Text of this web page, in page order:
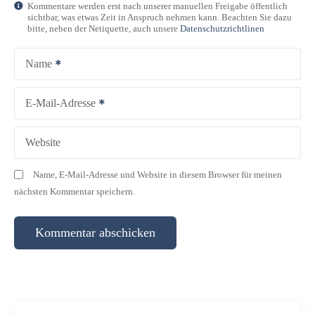
Kommentare werden erst nach unserer manuellen Freigabe öffentlich
sichtbar, was etwas Zeit in Anspruch nehmen kann. Beachten Sie dazu
bitte, neben der Netiquette, auch unsereDatenschutzrichtlinen
Name
E-Mail-Adresse
Website
Name, E-Mail-Adresse und Website in diesem Browser für meinen
nächsten Kommentar speichern.